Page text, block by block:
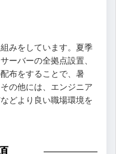
みをしています。夏季
ーバーの全拠点設置、
布をすることで、暑
の他には、エンジニア
どより良い職場環境を